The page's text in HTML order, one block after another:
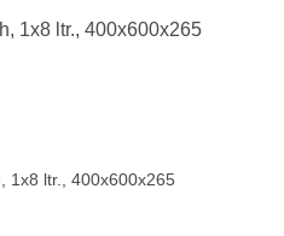
1x8 ltr., 400x600x265